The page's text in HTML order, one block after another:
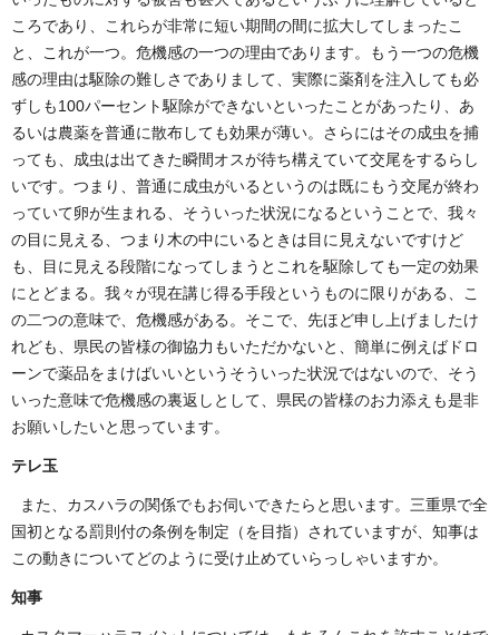
ころであり、これらが非常に短い期間の間に拡大してしまったこ
と、これが一つ。危機感の一つの理由であります。もう一つの危機
感の理由は駆除の難しさでありまして、実際に薬剤を注入しても必
ずしも100パーセント駆除ができないといったことがあったり、あ
るいは農薬を普通に散布しても効果が薄い。さらにはその成虫を捕
っても、成虫は出てきた瞬間オスが待ち構えていて交尾をするらし
いです。つまり、普通に成虫がいるというのは既にもう交尾が終わ
っていて卵が生まれる、そういった状況になるということで、我々
の目に見える、つまり木の中にいるときは目に見えないですけど
も、目に見える段階になってしまうとこれを駆除しても一定の効果
にとどまる。我々が現在講じ得る手段というものに限りがある、こ
の二つの意味で、危機感がある。そこで、先ほど申し上げましたけ
れども、県民の皆様の御協力もいただかないと、簡単に例えばドロ
ーンで薬品をまけばいいというそういった状況ではないので、そう
いった意味で危機感の裏返しとして、県民の皆様のお力添えも是非
お願いしたいと思っています。
テレ玉
また、カスハラの関係でもお伺いできたらと思います。三重県で全
国初となる罰則付の条例を制定（を目指）されていますが、知事は
この動きについてどのように受け止めていらっしゃいますか。
知事